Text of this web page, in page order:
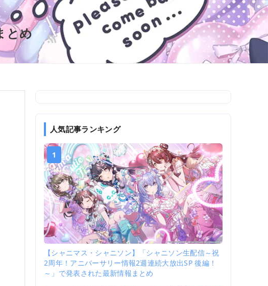
とめ
人気記事ランキング
1
【シャニマス・シャニソン】「シャニソン生配信～祝
2周年！アニバーサリー情報2週連続大放出SP 後編！
～」で発表された最新情報まとめ